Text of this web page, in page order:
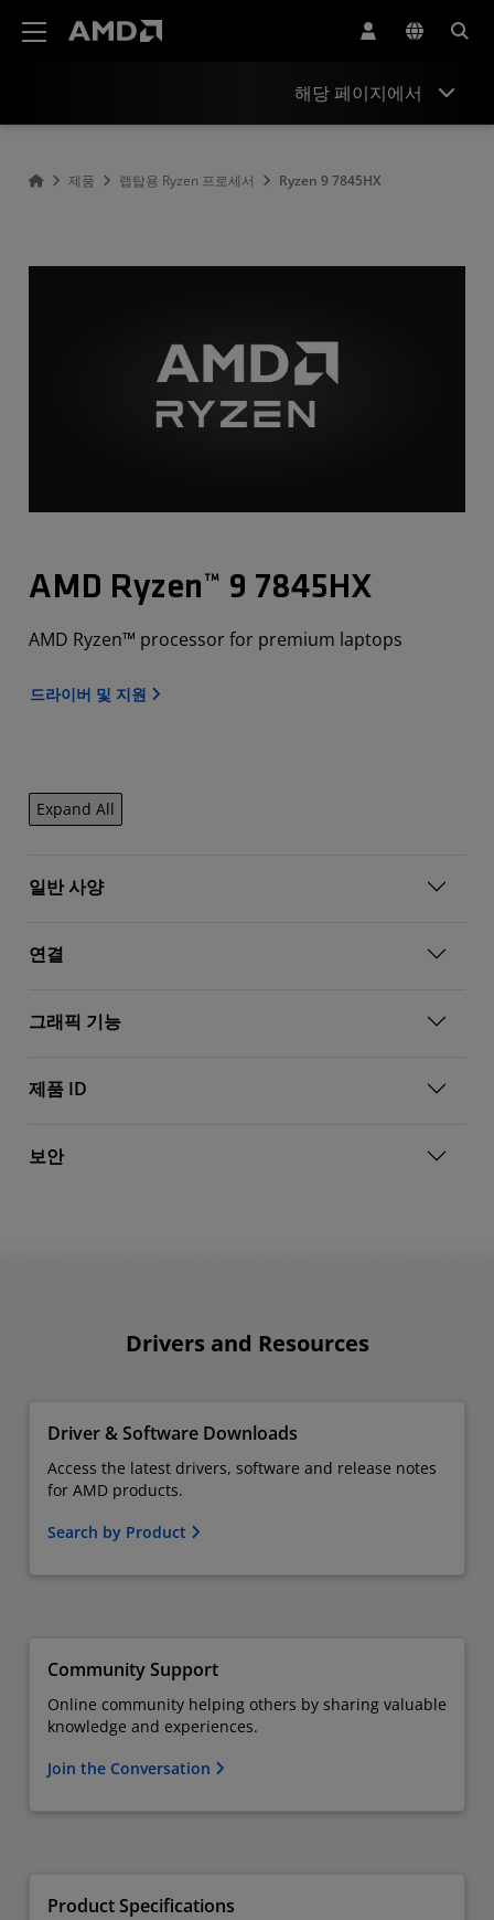
해당 페이지에서
제품 랩탑용 Ryzen 프로세서 Ryzen 9 7845HX
AMD Ryzen™ 9 7845HX
AMD Ryzen™ processor for premium laptops
드라이버 및 지원
Expand All
일반 사양
연결
그래픽 기능
제품 ID
보안
Drivers and Resources
Driver & Software Downloads
Access the latest drivers, software and release notes
for AMD products.
Search by Product
Community Support
Online community helping others by sharing valuable
knowledge and experiences.
Join the Conversation
Product Specifications